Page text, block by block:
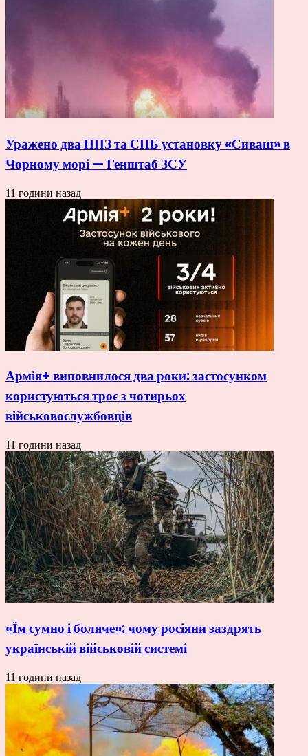
Уражено два НПЗ та СПБ установку «Сиваш» в
Чорному морі — Генштаб ЗСУ
11 години назад
Армія+ виповнилося два роки: застосунком
користуються троє з чотирьох
військовослужбовців
11 години назад
«Їм сумно і боляче»: чому росіяни заздрять
українській військовій системі
11 години назад